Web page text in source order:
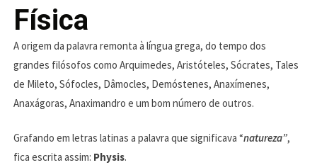
Física
A origem da palavra remonta à língua grega, do tempo dos
grandes filósofos como Arquimedes, Aristóteles, Sócrates, Tales
de Mileto, Sófocles, Dâmocles, Demóstenes, Anaxímenes,
Anaxágoras, Anaximandro e um bom número de outros.
Grafando em letras latinas a palavra que significava “natureza”,
fica escrita assim: Physis.